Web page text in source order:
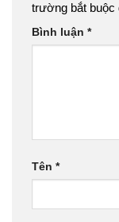
trường bắt buộc
Bình luận *
Tên *